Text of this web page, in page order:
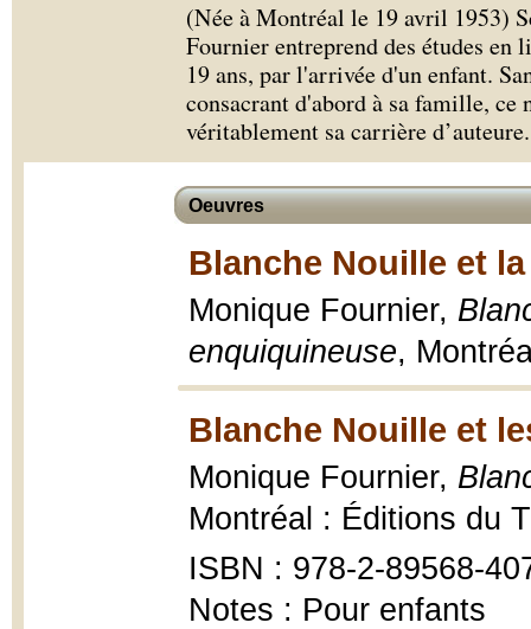
(Née à Montréal le 19 avril 1953)
Fournier entreprend des études
19 ans, par l'arrivée d'un enfant.
consacrant d'abord à sa famille, ce
véritablement sa carrière d’auteure.
Oeuvres
Blanche Nouille et
Monique Fournier,
enquiquineuse,
Blanche Nouille et
Monique Fournier,
Montréal : Éditions du
ISBN : 978-2-89568-
Notes : Pour enfants